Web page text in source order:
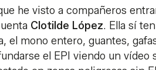
he visto a compañeros
Clotilde López. Ella sí
el mono entero, guantes,
el EPI viendo un